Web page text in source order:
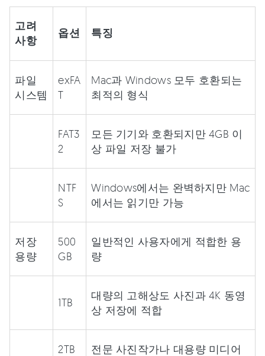
고려
사항
옵션 특징
파일
시스템
exFA
T
Mac과 Windows 모두 호환되는
최적의 형식
FAT3
2
모든 기기와 호환되지만 4GB 이
상 파일 저장 불가
NTF
S
Windows에서는 완벽하지만 Mac
에서는 읽기만 가능
저장
용량
500
GB
일반적인 사용자에게 적합한 용
량
1TB
대량의 고해상도 사진과 4K 동영
상 저장에 적합
2TB
전문 사진작가나 대용량 미디어